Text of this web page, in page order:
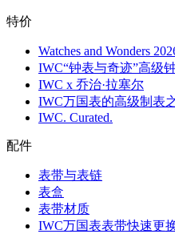
特价
Watches and Wonders
IWC“钟表与奇迹”高级
IWC x 乔治·拉塞尔
IWC万国表的高级制表
IWC. Curated.
配件
表带与表链
表盒
表带材质
IWC万国表表带快速更